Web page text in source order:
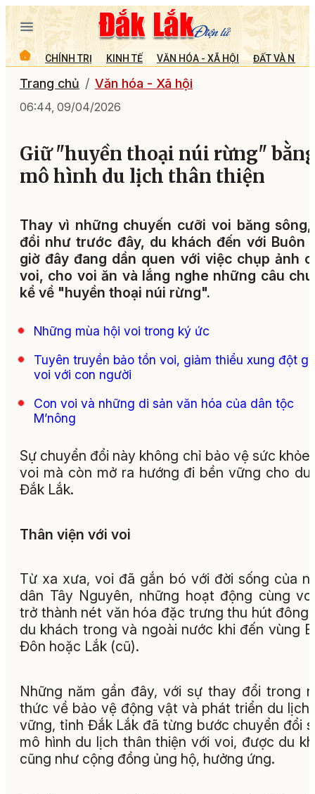
CHÍNH TRỊ KINH TẾ VĂN HÓA - XÃ HỘI ĐẤT VÀ
Trang chủ Văn hóa - Xã hội
06:44, 09/04/2026
Giữ "huyền thoại núi rừng"
mô hình du lịch thân thiện
Thay vì những chuyến cưỡi voi băng
đồi như trước đây, du khách đến với Buôn
giờ đây đang dần quen với việc chụp ảnh
voi, cho voi ăn và lắng nghe những câu
kể về "huyền thoại núi rừng".
Những mùa hội voi trong ký ức
Tuyên truyền bảo tồn voi, giảm thiểu xung đột
voi với con người
Con voi và những di sản văn hóa của dân tộc
M’nông
Sự chuyển đổi này không chỉ bảo vệ sức khỏe
voi mà còn mở ra hướng đi bền vững cho du
Đắk Lắk.
Thân viện với voi
Từ xa xưa, voi đã gắn bó với đời sống của
dân Tây Nguyên, những hoạt động cùng
trở thành nét văn hóa đặc trưng thu hút đông
du khách trong và ngoài nước khi đến vùng
Đôn hoặc Lắk (cũ).
Những năm gần đây, với sự thay đổi trong
thức về bảo vệ động vật và phát triển du lịch
vững, tỉnh Đắk Lắk đã từng bước chuyển đổi
mô hình du lịch thân thiện với voi, được du
cũng như cộng đồng ủng hộ, hưởng ứng.